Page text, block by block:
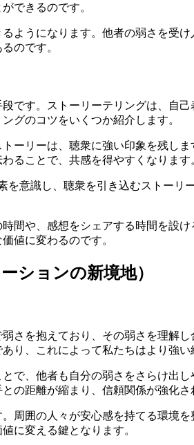
できるのです。
ようになります。他者の弱さを受
のです。
です。ストーリーテリングは、自
グのコツをいくつか紹介します。
ーリーは、聴衆に強い印象を残し
ることで、共感を得やすくなります
意識し、聴衆を引き込むストー
間や、感想をシェアする時間を設
値に変わるのです。
ションの新境地）
さを抱えており、その弱さを理解
り、これによって私たちはより強い
で、他者も自分の弱さをさらけ出
の距離が縮まり、信頼関係が強化さ
周囲の人々が安心感を持てる環境
に変える鍵となります。